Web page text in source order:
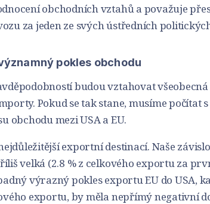
obchodních vztahů a považuje
za jeden ze svých ústředních
pokles obchodu
budou vztahovat všeobecná
Pokud se tak stane, musíme počítat s
obchodu mezi USA a EU.
exportní destinací. Naše
velká (2.8 % z celkového exportu za
výrazný pokles exportu EU do USA,
exportu, by měla nepřímý negativní